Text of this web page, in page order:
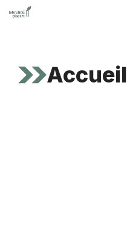
Aller
Accueil